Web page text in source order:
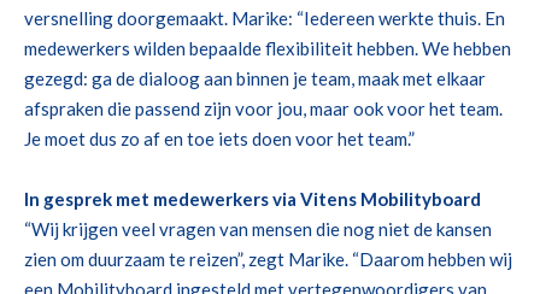
versnelling doorgemaakt. Marike: “Iedereen werkte thuis. En
medewerkers wilden bepaalde flexibiliteit hebben.We hebben
gezegd: ga de dialoog aan binnen je team, maak met elkaar
afspraken die passend zijn voor jou, maar ook voor het team.
Je moet dus zo af en toe iets doen voor het team.”
In gesprek met medewerkers via Vitens Mobilityboard
“Wij krijgen veel vragen van mensen die nog niet dekansen
zien om duurzaam te reizen”, zegt Marike. “Daarom hebben wij
een Mobilityboard ingesteld met vertegenwoordigers van